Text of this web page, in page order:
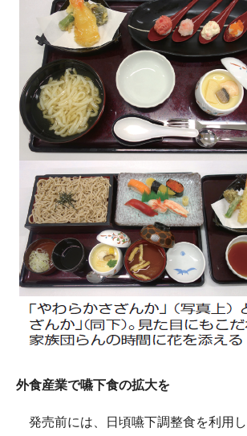
外食産業で嚥下食の拡大を
発売前には、日頃嚥下調整食を利用